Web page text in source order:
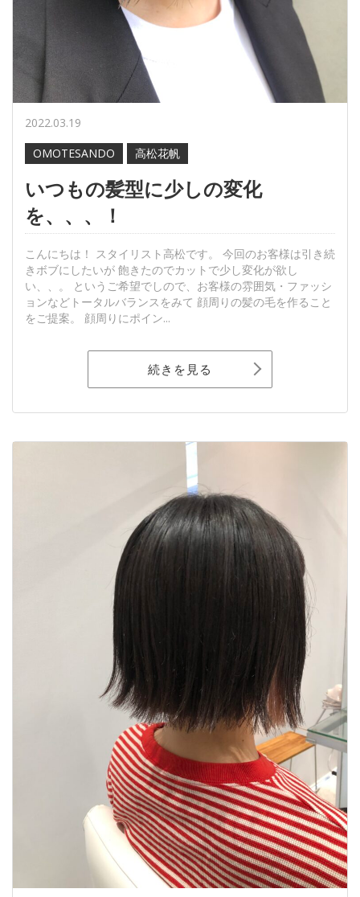
2022.03.19
OMOTESANDO
高松花帆
いつもの髪型に少しの変化
を、、、！
こんにちは！ スタイリスト高松です。 今回のお客様は引き続
きボブにしたいが 飽きたのでカットで少し変化が欲し
い、、。 というご希望でしので、お客様の雰囲気・ファッシ
ョンなどトータルバランスをみて 顔周りの髪の毛を作ること
をご提案。 顔周りにポイン...
続きを見る